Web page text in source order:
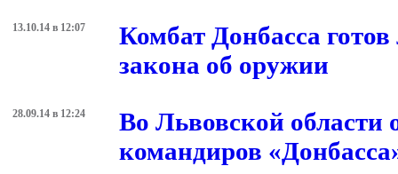
13.10.14 в 12:07
Комбат Донбасса
закона об оружии
28.09.14 в 12:24
Во Львовской
командиров